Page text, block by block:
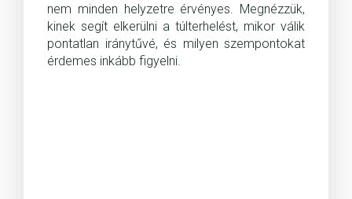
nem minden helyzetre érvényes. Megnézzük,
kinek segít elkerülni a túlterhelést, mikor válik
pontatlan iránytűvé, és milyen szempontokat
érdemes inkább figyelni.